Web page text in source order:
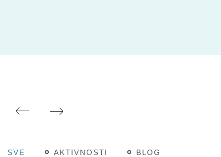
SVE AKTIVNOSTI BLOG